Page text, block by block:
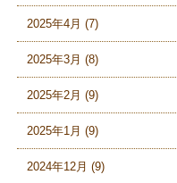
2025年4月 (7)
2025年3月 (8)
2025年2月 (9)
2025年1月 (9)
2024年12月 (9)